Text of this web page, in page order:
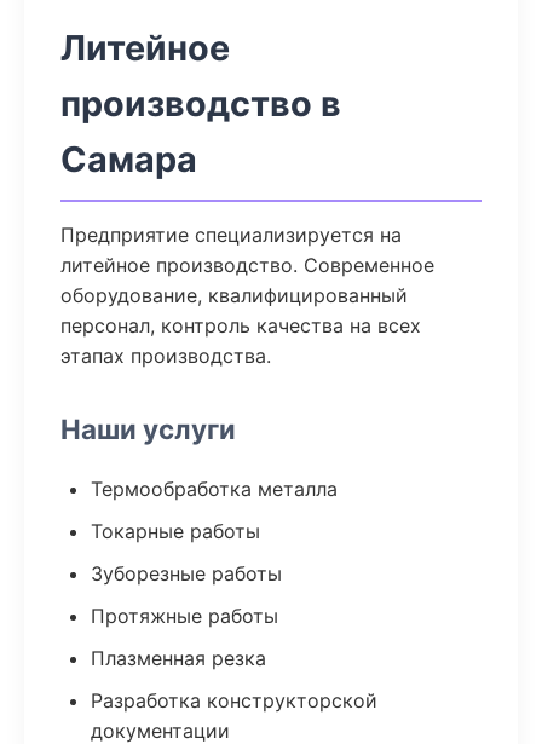
Литейное
производство в
Самара
Предприятие специализируется на
литейное производство. Современное
оборудование, квалифицированный
персонал, контроль качества на всех
этапах производства.
Наши услуги
Термообработка металла
Токарные работы
Зуборезные работы
Протяжные работы
Плазменная резка
Разработка конструкторской
документации